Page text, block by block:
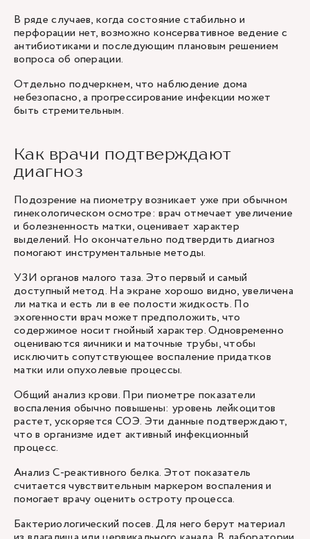
В ряде случаев, когда состояние стабильно и
перфорации нет, возможно консервативное ведение с
антибиотиками и последующим плановым решением
вопроса об операции.
Отдельно подчеркнем, что наблюдение дома
небезопасно, а прогрессирование инфекции может
быть стремительным.
Как врачи подтверждают
диагноз
Подозрение на пиометру возникает уже при обычном
гинекологическом осмотре: врач отмечает увеличение
и болезненность матки, оценивает характер
выделений. Но окончательно подтвердить диагноз
помогают инструментальные методы.
УЗИ органов малого таза. Это первый и самый
доступный метод. На экране хорошо видно, увеличена
ли матка и есть ли в ее полости жидкость. По
эхогенности врач может предположить, что
содержимое носит гнойный характер. Одновременно
оцениваются яичники и маточные трубы, чтобы
исключить сопутствующее воспаление придатков
матки или опухолевые процессы.
Общий анализ крови. При пиометре показатели
воспаления обычно повышены: уровень лейкоцитов
растет, ускоряется СОЭ. Эти данные подтверждают,
что в организме идет активный инфекционный
процесс.
Анализ С-реактивного белка. Этот показатель
считается чувствительным маркером воспаления и
помогает врачу оценить остроту процесса.
Бактериологический посев. Для него берут материал